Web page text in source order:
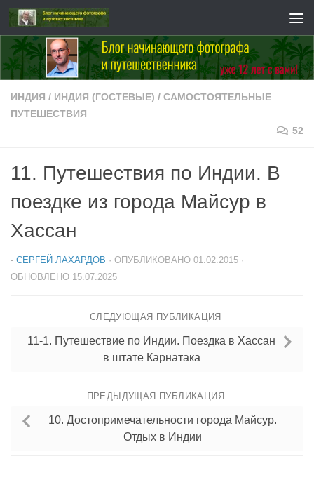
Перейти к содержимому
ИНДИЯ / ИНДИЯ (ГОСТЕВЫЕ) / САМОСТОЯТЕЛЬНЫЕ
ПУТЕШЕСТВИЯ
52
11. Путешествия по Индии. В
поездке из города Майсур в
Хассан
- СЕРГЕЙ ЛАХАРДОВ · ОПУБЛИКОВАНО 01.02.2015 ·
ОБНОВЛЕНО 15.07.2025
СЛЕДУЮЩАЯ ПУБЛИКАЦИЯ
11-1. Путешествие по Индии. Поездка в Хассан
в штате Карнатака
ПРЕДЫДУЩАЯ ПУБЛИКАЦИЯ
10. Достопримечательности города Майсур.
Отдых в Индии